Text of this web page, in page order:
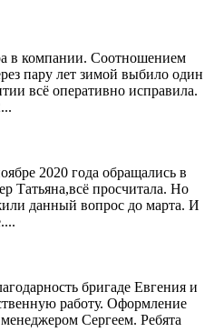
в компании. Соотношением
пару лет зимой выбило один
всё оперативно исправила.
2020 года обращались в
Татьяна,всё просчитала. Но
данный вопрос до марта. И
бригаде Евгения и
работу. Оформление
Сергеем. Ребята